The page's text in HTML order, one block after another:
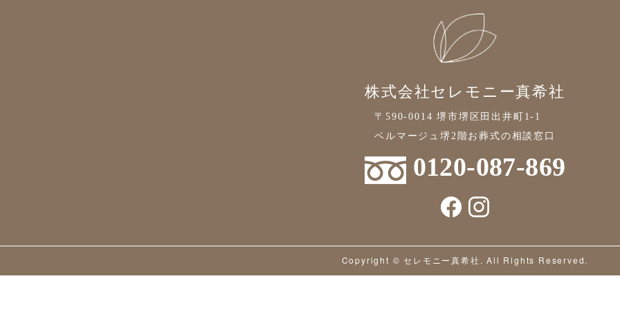
株式会社セレモニー真希社
〒590-0014 堺市堺区田出井町1-1
ベルマージュ堺2階お葬式の相談窓口
0120-087-869
Copyright © セレモニー真希社. All Rights Reserved.